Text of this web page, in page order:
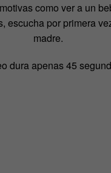
como ver a un
escucha por primera
madre.
dura apenas 45